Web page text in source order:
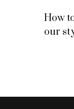
How
our